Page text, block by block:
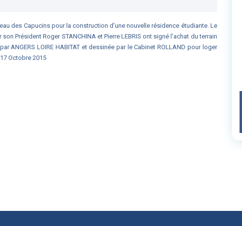
des Capucins pour la construction d’une nouvelle résidence étudiante. Le
Président Roger STANCHINA et Pierre LEBRIS ont signé l’achat du terrain
ANGERS LOIRE HABITAT et dessinée par le Cabinet ROLLAND pour loger
Octobre 2015